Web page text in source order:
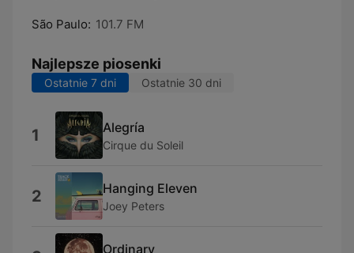
São Paulo: 101.7 FM
Najlepsze piosenki
Ostatnie 7 dni Ostatnie 30 dni
1 Alegría
Cirque du Soleil
2 Hanging Eleven
Joey Peters
Ordinary